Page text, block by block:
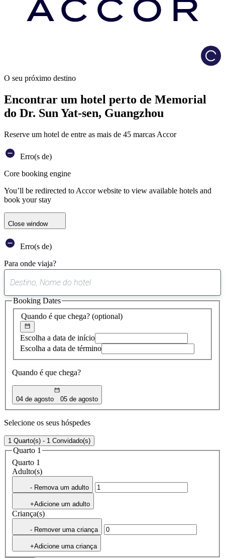
O seu próximo destino
Encontrar um hotel perto de Memorial
do Dr. Sun Yat-sen, Guangzhou
Reserve um hotel de entre as mais de 45 marcas Accor
Erro(s de)
Core booking engine
You’ll be redirected to Accor website to view available hotels and
book your stay
Close window
Erro(s de)
Para onde viaja?
sugestão
encontrada
Quando é que chega? (optional)
Escolha a data de início
Escolha a data de término
Quando é que chega?
04 de agosto 05 de agosto
Booking Dates
Selecione os seus hóspedes
1 Quarto(s) - 1 Convidado(s)
Quarto 1
Quarto 1
Adulto(s)
- Remova um adulto
+Adicione um adulto
Criança(s)
- Remover uma criança
+Adicione uma criança